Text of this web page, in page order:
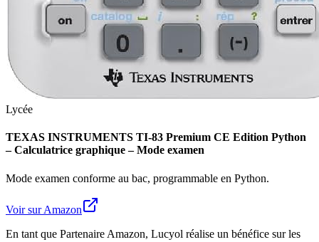
Lycée
TEXAS INSTRUMENTS TI-83 Premium CE Edition Python
– Calculatrice graphique – Mode examen
Mode examen conforme au bac, programmable en Python.
Voir sur Amazon
En tant que Partenaire Amazon, Lucyol réalise un bénéfice sur les